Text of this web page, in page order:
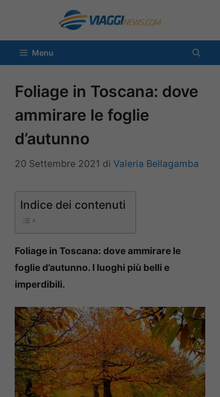
contenuto
Menu
Foliage in Toscana: dove
ammirare le foglie
d’autunno
20 Settembre 2021 di Valeria Bellagamba
Indice dei contenuti
Foliage in Toscana: dove ammirare le
foglie d’autunno. I luoghi più belli e
imperdibili.